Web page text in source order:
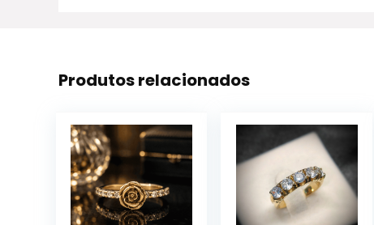
Produtos relacionados